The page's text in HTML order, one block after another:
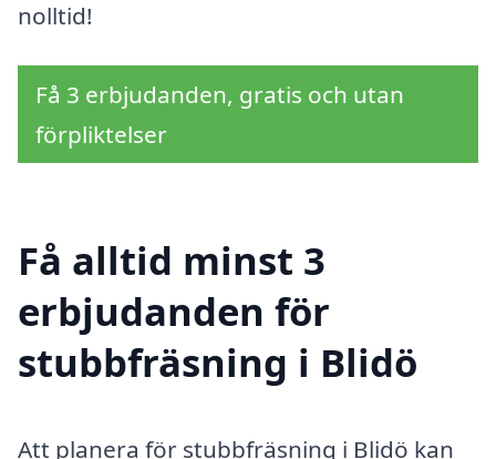
nolltid!
Få 3 erbjudanden, gratis och utan
förpliktelser
Få alltid minst 3
erbjudanden för
stubbfräsning i Blidö
Att planera för stubbfräsning i Blidö kan